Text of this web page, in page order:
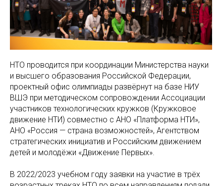
НТО проводится при координации Министерства науки
и высшего образования Российской Федерации,
проектный офис олимпиады развёрнут на базе НИУ
ВШЭ при методическом сопровождении Ассоциации
участников технологических кружков (Кружковое
движение НТИ) совместно с АНО «Платформа НТИ»,
АНО «Россия — страна возможностей», Агентством
стратегических инициатив и Российским движением
детей и молодёжи «Движение Первых».
В 2022/2023 учебном году заявки на участие в трёх